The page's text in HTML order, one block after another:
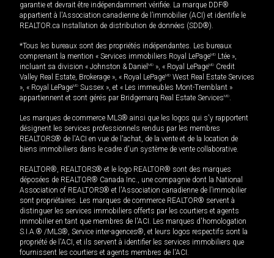
garantie et devrait être indépendamment vérifiée. La marque DDF®
appartient à l'Association canadienne de l’immobilier (ACI) et identifie le
REALTOR.ca Installation de distribution de données (SDD®).
*Tous les bureaux sont des propriétés indépendantes. Les bureaux
comprenant la mention « Services immobiliers Royal LePageMD Ltée »,
incluant sa division « Johnston & Daniel MD », « Royal LePageMD Credit
Valley Real Estate, Brokerage », « Royal LePageMD West Real Estate Services
», « Royal LePageMD Sussex », et « Les immeubles Mont-Tremblant »
appartiennent et sont gérés par Bridgemarq Real Estate ServicesMD.
Les marques de commerce MLS® ainsi que les logos qui s'y rapportent
désignent les services professionnels rendus par les membres
REALTORS® de l'ACI en vue de l'achat, de la vente et de la location de
biens immobiliers dans le cadre d'un système de vente collaborative.
REALTOR®, REALTORS® et le logo REALTOR® sont des marques
déposées de REALTOR® Canada Inc., une compagnie dont la National
Association of REALTORS® et l'Association canadienne de l’immobilier
sont propriétaires. Les marques de commerce REALTOR® servent à
distinguer les services immobiliers offerts par les courtiers et agents
immobilier en tant que membres de l'ACI. Les marques d'homologation
S.I.A.® /MLS®, Service inter-agences®, et leurs logos respectifs sont la
propriété de l'ACI, et ils servent à identifier les services immobiliers que
fournissent les courtiers et agents membres de l'ACI.